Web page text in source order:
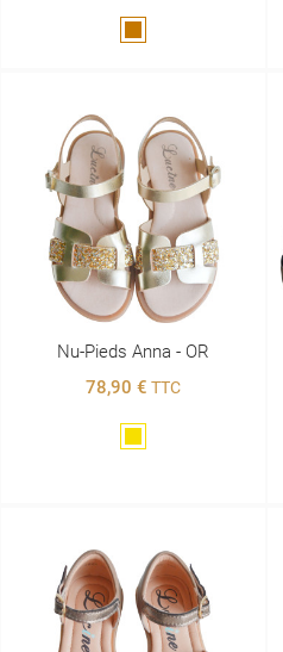
Nu-Pieds Anna - OR
78,90 € TTC